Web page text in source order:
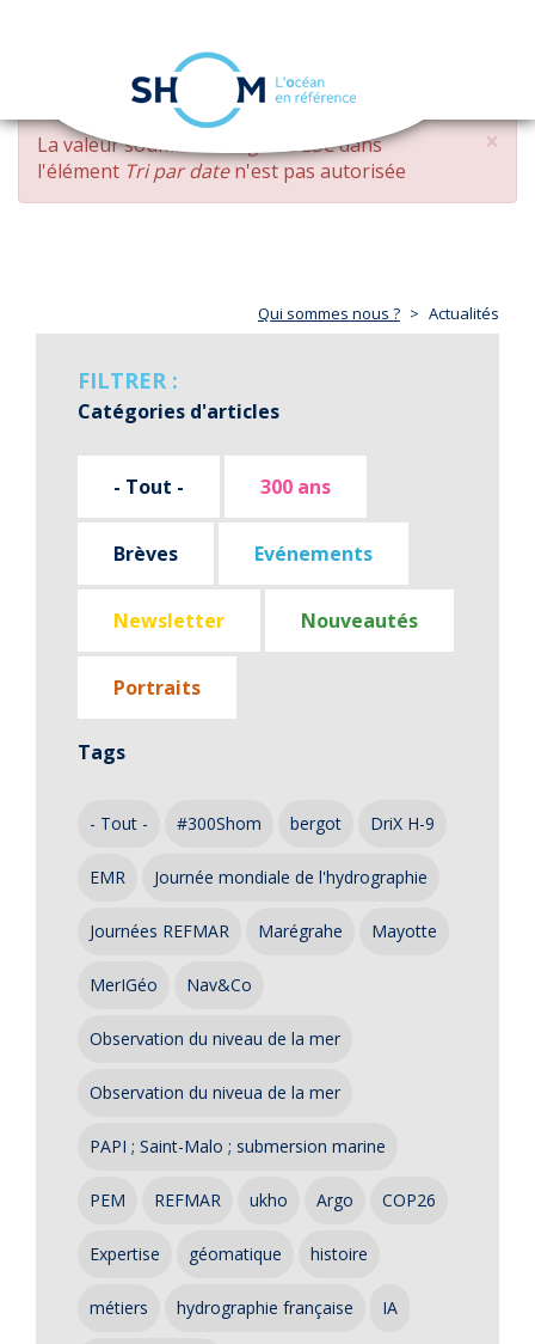
Aller
contenu
principal
navigation
×
MESSAGE
D'ERREUR
La valeur soumise changed DESCdans
l'élément Tri par daten'est pas autorisée
Qui sommes nous ? Actualités
FILTRER :
Catégories d'articles
- Tout - 300 ans
Brèves Evénements
Newsletter Nouveautés
Portraits
Tags
- Tout - #300Shom bergot DriX H-9
EMR Journée mondiale de l'hydrographie
Journées REFMAR Marégrahe Mayotte
MerIGéo Nav&Co
Observation du niveau de la mer
Observation du niveua de la mer
PAPI ; Saint-Malo ; submersion marine
PEM REFMAR ukho Argo COP26
Expertise géomatique histoire
métiers hydrographie française IA